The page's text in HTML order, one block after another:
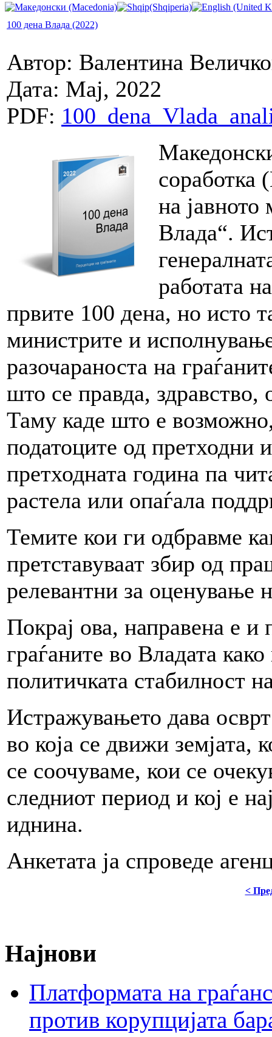
100 дена Влада (2022)
Автор: Валентина
Дата: Мај, 2022
PDF:
на
Влада“.
работата
првите 100 дена, но исто
министрите и
разочараноста на
што се правда, здравство,
Таму каде што е
податоците од претходни
претходната година па
растела или опаѓала
Темите кои ги одбравме
претставуваат збир од
релевантни за оценување
Покрај ова, направена е и
граѓаните во Владата
политичката стабилност
Истражувањето дава
во која се движи земјата,
се соочуваме, кои се
следниот период и кој е
иднина.
Анкетата ја спроведе
<
Најнови
Платформата на
против корупцијата